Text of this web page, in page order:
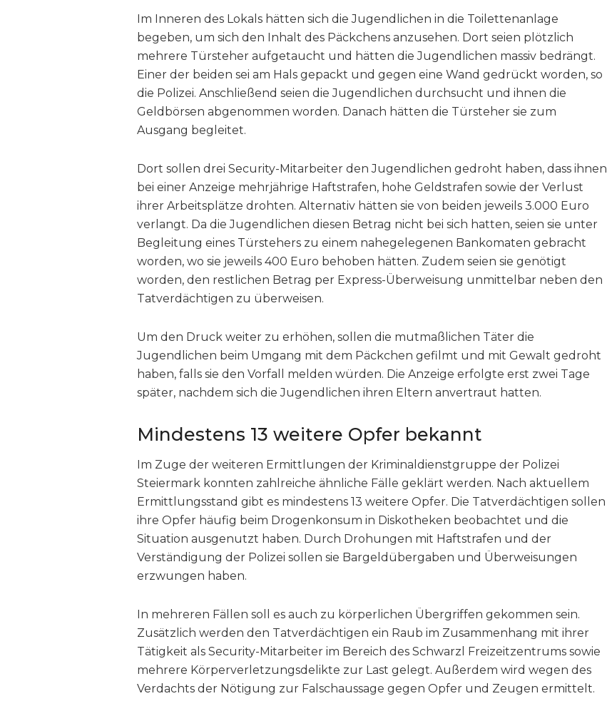
Im Inneren des Lokals hätten sich die Jugendlichen in die Toilettenanlage
begeben, um sich den Inhalt des Päckchens anzusehen. Dort seien plötzlich
mehrere Türsteher aufgetaucht und hätten die Jugendlichen massiv bedrängt.
Einer der beiden sei am Hals gepackt und gegen eine Wand gedrückt worden, so
die Polizei. Anschließend seien die Jugendlichen durchsucht und ihnen die
Geldbörsen abgenommen worden. Danach hätten die Türsteher sie zum
Ausgang begleitet.
Dort sollen drei Security-Mitarbeiter den Jugendlichen gedroht haben, dass ihnen
bei einer Anzeige mehrjährige Haftstrafen, hohe Geldstrafen sowie der Verlust
ihrer Arbeitsplätze drohten. Alternativ hätten sie von beiden jeweils 3.000 Euro
verlangt. Da die Jugendlichen diesen Betrag nicht bei sich hatten, seien sie unter
Begleitung eines Türstehers zu einem nahegelegenen Bankomaten gebracht
worden, wo sie jeweils 400 Euro behoben hätten. Zudem seien sie genötigt
worden, den restlichen Betrag per Express-Überweisung unmittelbar neben den
Tatverdächtigen zu überweisen.
Um den Druck weiter zu erhöhen, sollen die mutmaßlichen Täter die
Jugendlichen beim Umgang mit dem Päckchen gefilmt und mit Gewalt gedroht
haben, falls sie den Vorfall melden würden. Die Anzeige erfolgte erst zwei Tage
später, nachdem sich die Jugendlichen ihren Eltern anvertraut hatten.
Mindestens 13 weitere Opfer bekannt
Im Zuge der weiteren Ermittlungen der Kriminaldienstgruppe der Polizei
Steiermark konnten zahlreiche ähnliche Fälle geklärt werden. Nach aktuellem
Ermittlungsstand gibt es mindestens 13 weitere Opfer. Die Tatverdächtigen sollen
ihre Opfer häufig beim Drogenkonsum in Diskotheken beobachtet und die
Situation ausgenutzt haben. Durch Drohungen mit Haftstrafen und der
Verständigung der Polizei sollen sie Bargeldübergaben und Überweisungen
erzwungen haben.
In mehreren Fällen soll es auch zu körperlichen Übergriffen gekommen sein.
Zusätzlich werden den Tatverdächtigen ein Raub im Zusammenhang mit ihrer
Tätigkeit als Security-Mitarbeiter im Bereich des Schwarzl Freizeitzentrums sowie
mehrere Körperverletzungsdelikte zur Last gelegt. Außerdem wird wegen des
Verdachts der Nötigung zur Falschaussage gegen Opfer und Zeugen ermittelt.